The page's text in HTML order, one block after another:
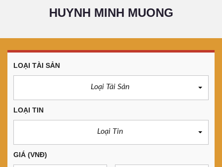
HUYNH MINH MUONG
LOẠI TÀI SẢN
Loại Tài Sản
LOẠI TIN
Loại Tin
GIÁ (VNĐ)